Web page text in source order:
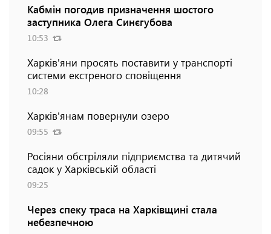
Кабмін погодив призначення шостого
заступника Олега Синєгубова
10:53
Харків'яни просять поставити у транспорті
системи екстреного сповіщення
10:28
Харків'янам повернули озеро
09:55
Росіяни обстріляли підприємства та дитячий
садок у Харківській області
09:25
Через спеку траса на Харківщині стала
небезпечною